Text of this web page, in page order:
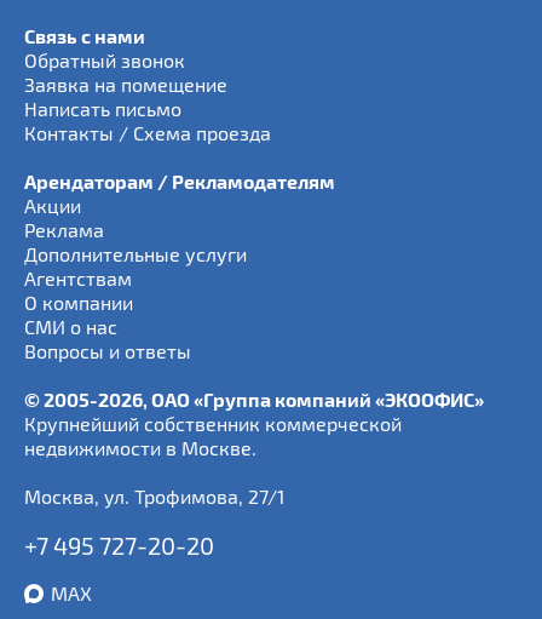
Связь с нами
Обратный звонок
Заявка на помещение
Написать письмо
Контакты / Схема проезда
Арендаторам / Рекламодателям
Акции
Реклама
Дополнительные услуги
Агентствам
О компании
СМИ о нас
Вопросы и ответы
© 2005-2026, ОАО «Группа компаний «ЭКООФИС»
Крупнейший собственник коммерческой
недвижимости в Москве.
Москва, ул. Трофимова, 27/1
+7 495 727-20-20
MAX